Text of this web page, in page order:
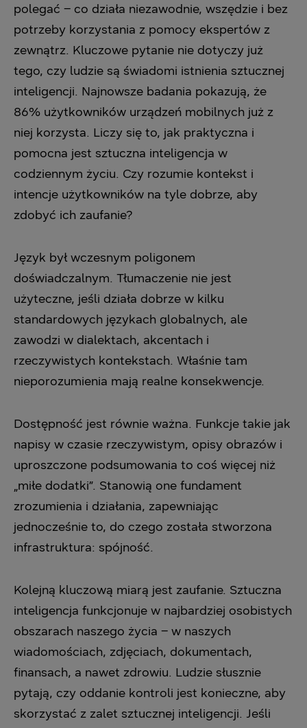
polegać – co działa niezawodnie, wszędzie i bez
potrzeby korzystania z pomocy ekspertów z
zewnątrz. Kluczowe pytanie nie dotyczy już
tego, czy ludzie są świadomi istnienia sztucznej
inteligencji. Najnowsze badania pokazują, że
86% użytkowników urządzeń mobilnych już z
niej korzysta. Liczy się to, jak praktyczna i
pomocna jest sztuczna inteligencja w
codziennym życiu. Czy rozumie kontekst i
intencje użytkowników na tyle dobrze, aby
zdobyć ich zaufanie?
Język był wczesnym poligonem
doświadczalnym. Tłumaczenie nie jest
użyteczne, jeśli działa dobrze w kilku
standardowych językach globalnych, ale
zawodzi w dialektach, akcentach i
rzeczywistych kontekstach. Właśnie tam
nieporozumienia mają realne konsekwencje.
Dostępność jest równie ważna. Funkcje takie jak
napisy w czasie rzeczywistym, opisy obrazów i
uproszczone podsumowania to coś więcej niż
„miłe dodatki”. Stanowią one fundament
zrozumienia i działania, zapewniając
jednocześnie to, do czego została stworzona
infrastruktura: spójność.
Kolejną kluczową miarą jest zaufanie. Sztuczna
inteligencja funkcjonuje w najbardziej osobistych
obszarach naszego życia – w naszych
wiadomościach, zdjęciach, dokumentach,
finansach, a nawet zdrowiu. Ludzie słusznie
pytają, czy oddanie kontroli jest konieczne, aby
skorzystać z zalet sztucznej inteligencji. Jeśli